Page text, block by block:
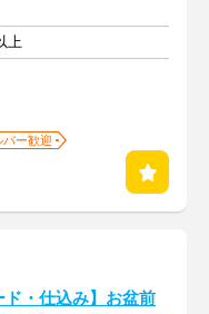
上
バー歓迎
ド・仕込み】お盆前